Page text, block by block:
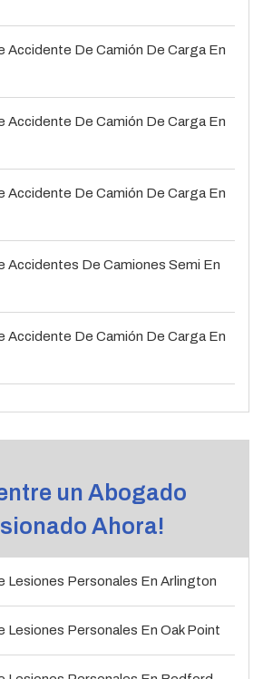
Accidente De Camión De Carga En
Accidente De Camión De Carga En
Accidente De Camión De Carga En
Accidentes De Camiones Semi En
Accidente De Camión De Carga En
un Abogado
Ahora!
Lesiones Personales En Arlington
Lesiones Personales En Oak Point